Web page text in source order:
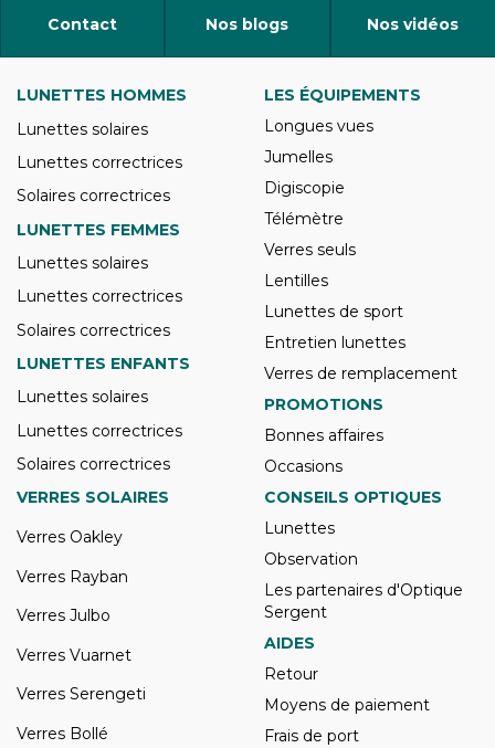
Contact Nos blogs Nos vidéos
LUNETTES HOMMES
Lunettes solaires
Lunettes correctrices
Solaires correctrices
LUNETTES FEMMES
Lunettes solaires
Lunettes correctrices
Solaires correctrices
LUNETTES ENFANTS
Lunettes solaires
Lunettes correctrices
Solaires correctrices
LES ÉQUIPEMENTS
Longues vues
Jumelles
Digiscopie
Télémètre
Verres seuls
Lentilles
Lunettes de sport
Entretien lunettes
Verres de remplacement
PROMOTIONS
Bonnes affaires
Occasions
VERRES SOLAIRES
Verres Oakley
Verres Rayban
Verres Julbo
Verres Vuarnet
Verres Serengeti
Verres Bollé
CONSEILS OPTIQUES
Lunettes
Observation
Les partenaires d'Optique
Sergent
AIDES
Retour
Moyens de paiement
Frais de port